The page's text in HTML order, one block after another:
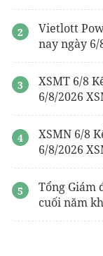
Vietlott
nay ngày 6/
XSMT 6/8
6/8/2026
XSMN 6/8
6/8/2026
Tổng Giám
cuối năm